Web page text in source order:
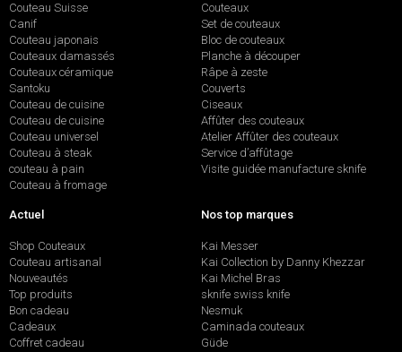
Couteau Suisse
Canif
Couteau japonais
Couteaux damassés
Couteaux céramique
Santoku
Couteau de cuisine
Couteau de cuisine
Couteau universel
Couteau à steak
couteau à pain
Couteau à fromage
Couteaux
Set de couteaux
Bloc de couteaux
Planche à découper
Râpe à zeste
Couverts
Ciseaux
Affûter des couteaux
Atelier Affûter des couteaux
Service d’affûtage
Visite guidée manufacture sknife
Actuel
Shop Couteaux
Couteau artisanal
Nouveautés
Top produits
Bon cadeau
Cadeaux
Coffret cadeau
Nos top marques
Kai Messer
Kai Collection by Danny Khezzar
Kai Michel Bras
sknife swiss knife
Nesmuk
Caminada couteaux
Güde